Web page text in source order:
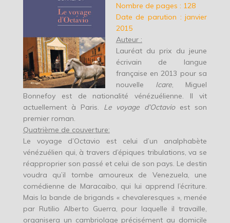
Nombre de pages : 128
Date de parution : janvier
2015
Auteur :
Lauréat du prix du jeune
écrivain de langue
française en 2013 pour sa
nouvelle Icare, Miguel
Bonnefoy est de nationalité vénézuélienne. Il vit
actuellement à Paris. Le voyage d’Octavioest son
premier roman.
Quatrième de couverture:
Le voyage d’Octavio est celui d’un analphabète
vénézuélien qui, à travers d’épiques tribulations, va se
réapproprier son passé et celui de son pays. Le destin
voudra qu’il tombe amoureux de Venezuela, une
comédienne de Maracaibo, qui lui apprend l’écriture.
Mais la bande de brigands « chevaleresques », menée
par Rutilio Alberto Guerra, pour laquelle il travaille,
organisera un cambriolage précisément au domicile